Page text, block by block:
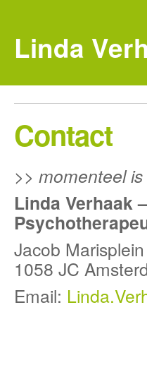
Linda
Contact
>> momenteel
Linda Verhaak
Jacob
1058 JC
Email: